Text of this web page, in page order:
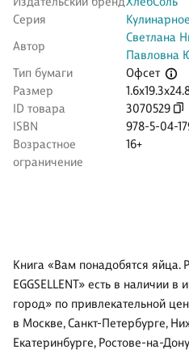
Серия
Автор
Светлана
Павловна
Тип бумаги
Офсет
Размер
ID товара
3070529
ISBN
978-5-04-
Возрастное
ограничение
16+
Книга «Вам понадобятся яйца.
EGGSELLENT» есть в наличии
город» по привлекательной
в Москве, Санкт-Петербурге,
Екатеринбурге, Ростове-на-